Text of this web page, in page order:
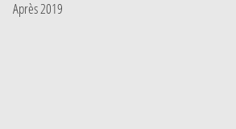
Après 2019